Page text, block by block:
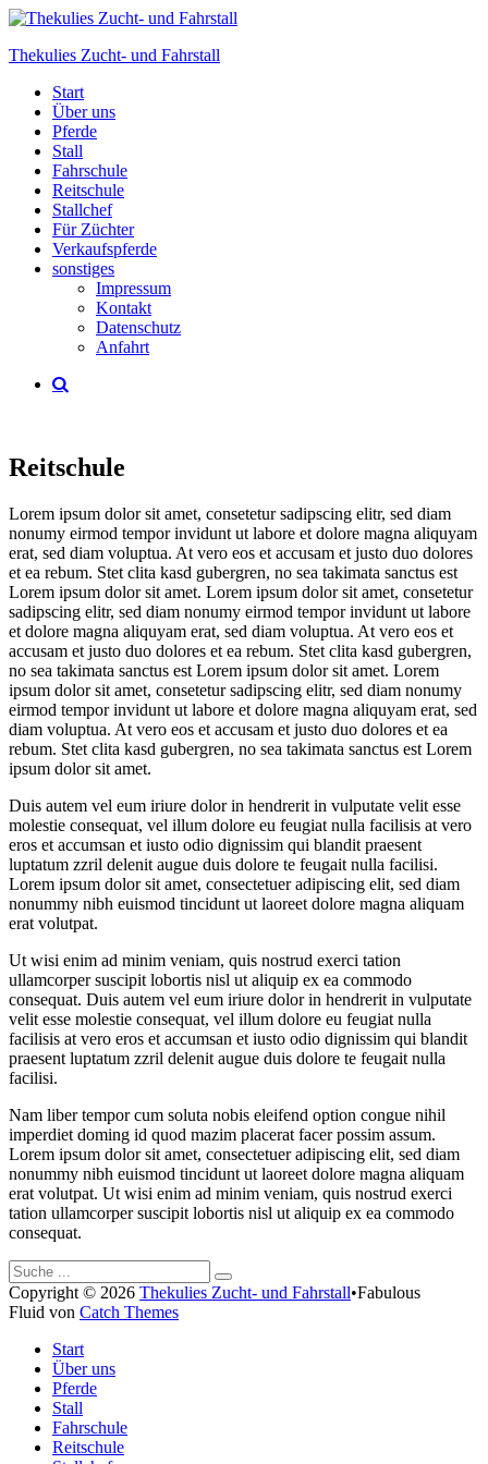
Direkt
Inhalt
Thekulies Zucht- und Fahrstall
Menü
Start
Über uns
Pferde
Stall
Fahrschule
Reitschule
Stallchef
Für Züchter
Verkaufspferde
sonstiges
Impressum
Kontakt
Datenschutz
Anfahrt
Reitschule
Lorem ipsum dolor sit amet, consetetur sadipscing elitr, sed diam
nonumy eirmod tempor invidunt ut labore et dolore magna aliquyam
erat, sed diam voluptua. At vero eos et accusam et justo duo dolores
et ea rebum. Stet clita kasd gubergren, no sea takimata sanctus est
Lorem ipsum dolor sit amet. Lorem ipsum dolor sit amet, consetetur
sadipscing elitr, sed diam nonumy eirmod tempor invidunt ut labore
et dolore magna aliquyam erat, sed diam voluptua. At vero eos et
accusam et justo duo dolores et ea rebum. Stet clita kasd gubergren,
no sea takimata sanctus est Lorem ipsum dolor sit amet. Lorem
ipsum dolor sit amet, consetetur sadipscing elitr, sed diam nonumy
eirmod tempor invidunt ut labore et dolore magna aliquyam erat, sed
diam voluptua. At vero eos et accusam et justo duo dolores et ea
rebum. Stet clita kasd gubergren, no sea takimata sanctus est Lorem
ipsum dolor sit amet.
Duis autem vel eum iriure dolor in hendrerit in vulputate velit esse
molestie consequat, vel illum dolore eu feugiat nulla facilisis at vero
eros et accumsan et iusto odio dignissim qui blandit praesent
luptatum zzril delenit augue duis dolore te feugait nulla facilisi.
Lorem ipsum dolor sit amet, consectetuer adipiscing elit, sed diam
nonummy nibh euismod tincidunt ut laoreet dolore magna aliquam
erat volutpat.
Ut wisi enim ad minim veniam, quis nostrud exerci tation
ullamcorper suscipit lobortis nisl ut aliquip ex ea commodo
consequat. Duis autem vel eum iriure dolor in hendrerit in vulputate
velit esse molestie consequat, vel illum dolore eu feugiat nulla
facilisis at vero eros et accumsan et iusto odio dignissim qui blandit
praesent luptatum zzril delenit augue duis dolore te feugait nulla
facilisi.
Nam liber tempor cum soluta nobis eleifend option congue nihil
imperdiet doming id quod mazim placerat facer possim assum.
Lorem ipsum dolor sit amet, consectetuer adipiscing elit, sed diam
nonummy nibh euismod tincidunt ut laoreet dolore magna aliquam
erat volutpat. Ut wisi enim ad minim veniam, quis nostrud exerci
tation ullamcorper suscipit lobortis nisl ut aliquip ex ea commodo
consequat.
Suche
nach:
Suche
Copyright © 2026 Thekulies Zucht- und Fahrstall•Fabulous
Fluid von Catch Themes
Seitenanfang
Start
Über uns
Pferde
Stall
Fahrschule
Reitschule